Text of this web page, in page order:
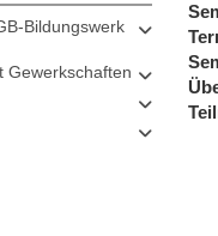
Bildungswerk
Gewerkschaften